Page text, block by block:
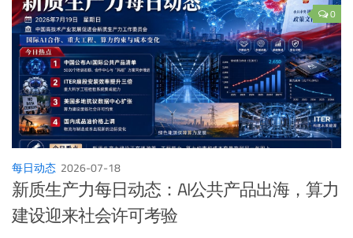
0
每日动态 2026-07-18
新质生产力每日动态：AI公共产品出海，算力
建设迎来社会许可考验